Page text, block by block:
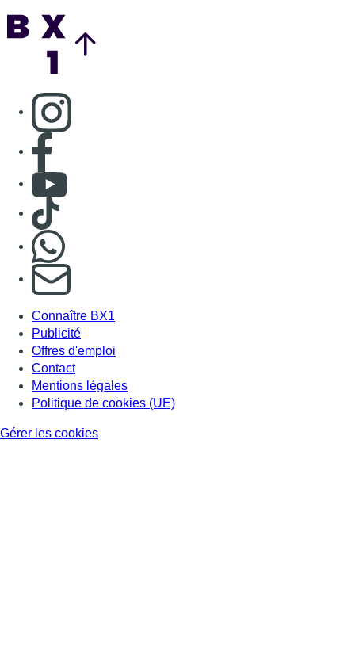
Consulter page Instagram
Consulter page Facebook
Consulter Youtube
Consulter TikTok
S'abonner à notre newsletter
Connaître BX1
Publicité
Offres d'emploi
Contact
Mentions légales
Politique de cookies (UE)
Gérer les cookies